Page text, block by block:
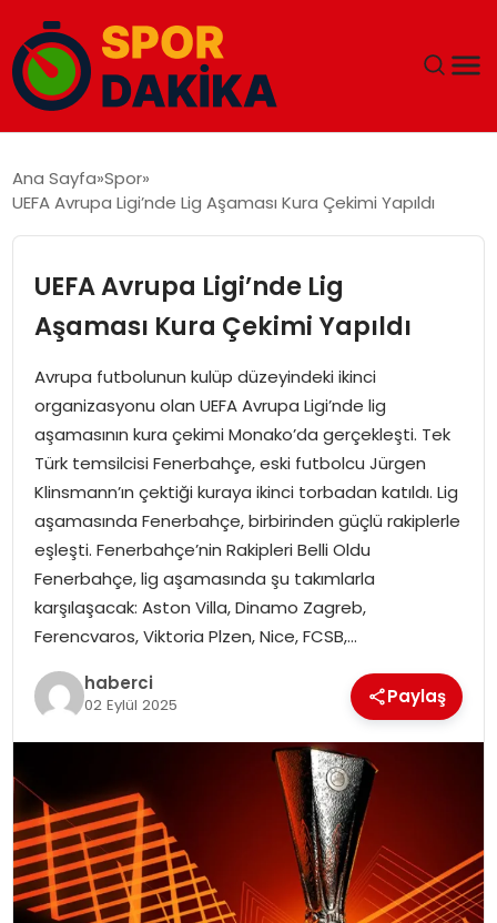
GÜNDEM
DÜNYA
EĞITIM
EKONOMI
MAGAZIN
SAĞLIK
SIYASET
SPOR
TEKNOLOJI
Ana Sayfa Spor
UEFA Avrupa Ligi’nde Lig Aşaması Kura Çekimi Yapıldı
UEFA Avrupa Ligi’nde Lig
Aşaması Kura Çekimi Yapıldı
Avrupa futbolunun kulüp düzeyindeki ikinci
organizasyonu olan UEFA Avrupa Ligi’nde lig
aşamasının kura çekimi Monako’da gerçekleşti. Tek
Türk temsilcisi Fenerbahçe, eski futbolcu Jürgen
Klinsmann’ın çektiği kuraya ikinci torbadan katıldı. Lig
aşamasında Fenerbahçe, birbirinden güçlü rakiplerle
eşleşti. Fenerbahçe’nin Rakipleri Belli Oldu
Fenerbahçe, lig aşamasında şu takımlarla
karşılaşacak: Aston Villa, Dinamo Zagreb,
Ferencvaros, Viktoria Plzen, Nice, FCSB,…
haberci
02 Eylül 2025 Paylaş